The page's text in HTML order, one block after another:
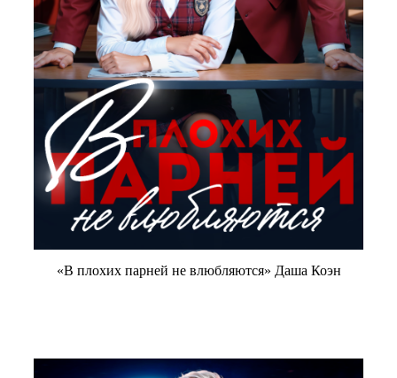
«В плохих парней не влюбляются» Даша Коэн